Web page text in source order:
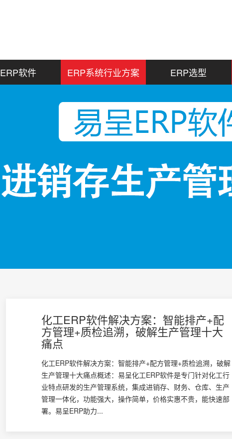
ERP软件 ERP系统行业方案 ERP选型
化工ERP软件解决方案：智能排产+配
方管理+质检追溯，破解生产管理十大
痛点
化工ERP软件解决方案：智能排产+配方管理+质检追溯，破解
生产管理十大痛点概述：易呈化工ERP软件是专门针对化工行
业特点研发的生产管理系统，集成进销存、财务、仓库、生产
管理一体化，功能强大，操作简单，价格实惠不贵，能快速部
署。易呈ERP助力...